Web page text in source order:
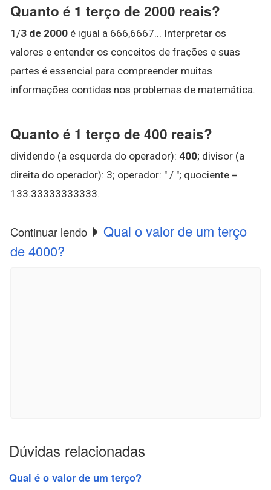
Quanto é 1 terço de 2000 reais?
1 /3 de 2000 é igual a 666,6667... Interpretar os
valores e entender os conceitos de frações e suas
partes é essencial para compreender muitas
informações contidas nos problemas de matemática.
Quanto é 1 terço de 400 reais?
dividendo (a esquerda do operador): 400; divisor (a
direita do operador): 3; operador: " / "; quociente =
133.33333333333.
Continuar lendo
Qual o valor de um terço
de 4000?
Dúvidas relacionadas
Qual é o valor de um terço?